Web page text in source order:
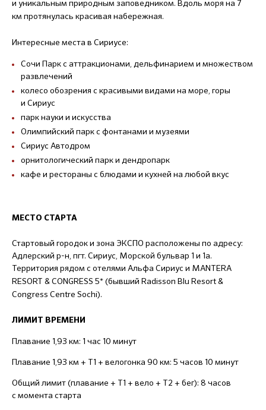
и уникальным природным заповедником. Вдоль моря на 7
км протянулась красивая набережная.
Интересные места в Сириусе:
Сочи Парк с аттракционами, дельфинарием и множеством
развлечений
колесо обозрения с красивыми видами на море, горы
и Сириус
парк науки и искусства
Олимпийский парк с фонтанами и музеями
Сириус Автодром
орнитологический парк и дендропарк
кафе и рестораны с блюдами и кухней на любой вкус
МЕСТО СТАРТА
Стартовый городок и зона ЭКСПО расположены по адресу:
Адлерский р-н, пгт. Сириус, Морской бульвар 1 и 1а.
Территория рядом с отелями Альфа Сириус и MANTERA
RESORT & CONGRESS 5* (бывший Radisson Blu Resort &
Congress Centre Sochi).
ЛИМИТ ВРЕМЕНИ
Плавание 1,93 км: 1 час 10 минут
Плавание 1,93 км + Т1 + велогонка 90 км: 5 часов 10 минут
Общий лимит (плавание + Т1 + вело + Т2 + бег): 8 часов
с момента старта